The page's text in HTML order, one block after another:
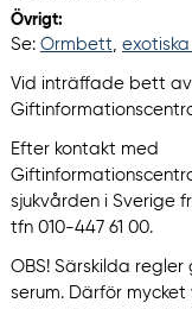
Övrigt:
Se: Ormbett,
Vid inträffade bett
Efter kontakt med
sjukvården i Sverige
tfn 010-447 61 00.
OBS! Särskilda
serum. Därför